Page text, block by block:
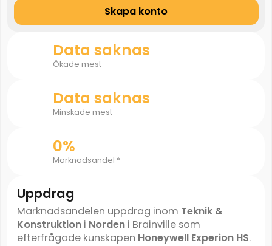
Skapa konto
Data saknas
Ökade mest
Data saknas
Minskade mest
0%
Marknadsandel *
Uppdrag
Marknadsandelen uppdrag inom Teknik &
Konstruktioni Nordeni Brainville som
efterfrågade kunskapen Honeywell Experion HS.